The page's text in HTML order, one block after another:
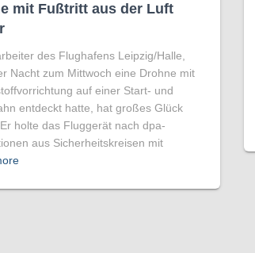
mit Fußtritt aus der Luft
des Flughafens Leipzig/Halle,
Nacht zum Mittwoch eine Drohne mit
auf einer Start- und
entdeckt hatte, hat großes Glück
holte das Fluggerät nach dpa-
aus Sicherheitskreisen mit